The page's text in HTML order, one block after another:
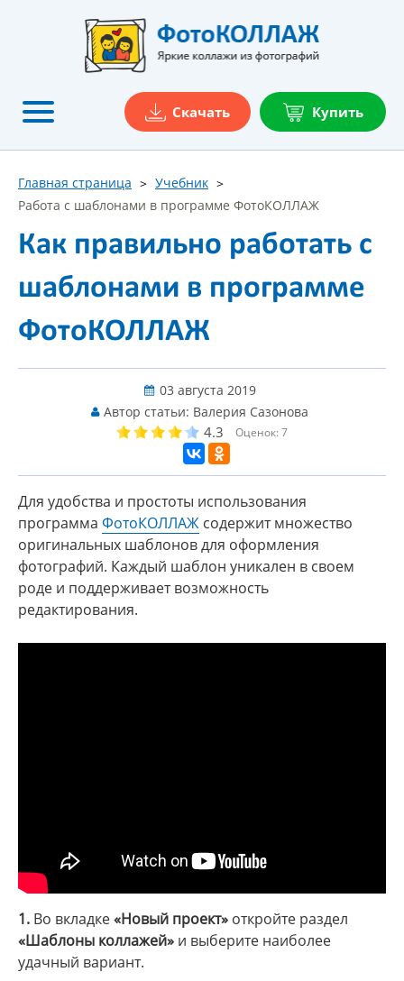
Купить
Скачать
Главная страница
Учебник
Работа с шаблонами в программе ФотоКОЛЛАЖ
Как правильно работать с
шаблонами в программе
ФотоКОЛЛАЖ
03 августа 2019
Автор статьи: Валерия Сазонова
4.3 Оценок: 7
Для удобства и простоты использования
программа ФотоКОЛЛАЖ содержит множество
оригинальных шаблонов для оформления
фотографий. Каждый шаблон уникален в своем
роде и поддерживает возможность
редактирования.
1. Во вкладке«Новый проект» откройте раздел
«Шаблоны коллажей» и выберите наиболее
удачный вариант.